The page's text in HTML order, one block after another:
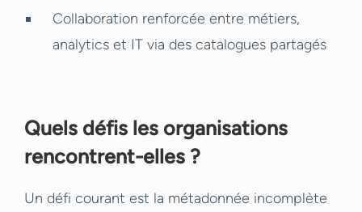
Collaboration renforcée entre métiers,
analytics et IT via des catalogues partagés
Quels défis les organisations
rencontrent-elles ?
Un défi courant est la métadonnée incomplète